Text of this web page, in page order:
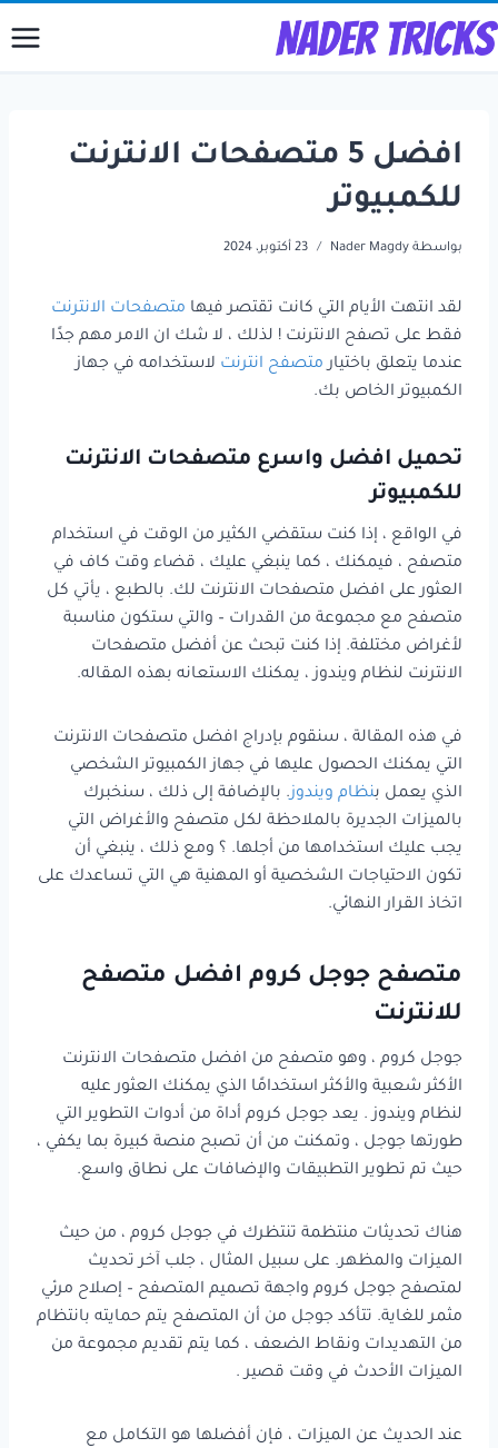
إلى
افضل 5 متصفحات الانترنت
للكمبيوتر
بواسطة Nader Magdy 23 أكتوبر، 2024
لقد انتهت الأيام التي كانت تقتصر فيها متصفحات الانترنت
فقط على تصفح الانترنت ! لذلك ، لا شك ان الامر مهم جدًا
عندما يتعلق باختيارمتصفح انترنت لاستخدامه في جهاز
الكمبيوتر الخاص بك.
تحميل افضل واسرع متصفحات الانترنت
للكمبيوتر
في الواقع ، إذا كنت ستقضي الكثير من الوقت في استخدام
متصفح ، فيمكنك ، كما ينبغي عليك ، قضاء وقت كاف في
العثور على افضل متصفحات الانترنت لك. بالطبع ، يأتي كل
متصفح مع مجموعة من القدرات – والتي ستكون مناسبة
لأغراض مختلفة. إذا كنت تبحث عن أفضل متصفحات
الانترنت لنظام ويندوز ، يمكنك الاستعانه بهذه المقاله.
في هذه المقالة ، سنقوم بإدراج افضل متصفحات الانترنت
التي يمكنك الحصول عليها في جهاز الكمبيوتر الشخصي
الذي يعمل بنظام ويندوز. بالإضافة إلى ذلك ، سنخبرك
بالميزات الجديرة بالملاحظة لكل متصفح والأغراض التي
يجب عليك استخدامها من أجلها. ؟ ومع ذلك ، ينبغي أن
تكون الاحتياجات الشخصية أو المهنية هي التي تساعدك على
اتخاذ القرار النهائي.
متصفح جوجل كروم افضل متصفح
للانترنت
جوجل كروم ، وهو متصفح من افضل متصفحات الانترنت
الأكثر شعبية والأكثر استخدامًا الذي يمكنك العثور عليه
لنظام ويندوز . يعد جوجل كروم أداة من أدوات التطوير التي
طورتها جوجل ، وتمكنت من أن تصبح منصة كبيرة بما يكفي ،
حيث تم تطوير التطبيقات والإضافات على نطاق واسع.
هناك تحديثات منتظمة تنتظرك في جوجل كروم ، من حيث
الميزات والمظهر. على سبيل المثال ، جلب آخر تحديث
لمتصفح جوجل كروم واجهة تصميم المتصفح – إصلاح مرئي
مثمر للغاية. تتأكد جوجل من أن المتصفح يتم حمايته بانتظام
من التهديدات ونقاط الضعف ، كما يتم تقديم مجموعة من
الميزات الأحدث في وقت قصير .
عند الحديث عن الميزات ، فإن أفضلها هو التكامل مع